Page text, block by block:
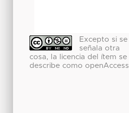
Excepto si se
señala otra
cosa, la licencia del ítem se
describe como openAccess